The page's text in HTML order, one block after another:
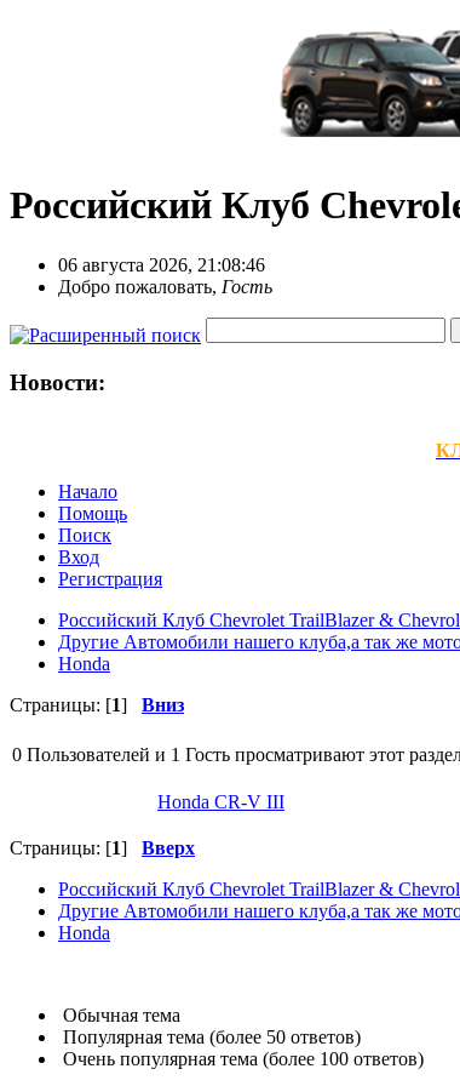
Российский Клуб
06 августа 2026, 21:08:46
Добро пожаловать, Гость
Новости:
Начало
Помощь
Поиск
Вход
Регистрация
Российский Клуб Chevrolet TrailBlazer &
Другие Автомобили нашего клуба,а так же
Honda
Страницы: [1] Вниз
0 Пользователей и 1 Гость просматривают этот
Honda CR-V III
Страницы: [1] Вверх
Российский Клуб Chevrolet TrailBlazer &
Другие Автомобили нашего клуба,а так же
Honda
Обычная тема
Популярная тема (более 50 ответов)
Очень популярная тема (более 100 ответов)